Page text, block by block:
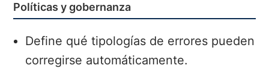
Políticas y gobernanza
Define qué tipologías de errores pueden
corregirse automáticamente.